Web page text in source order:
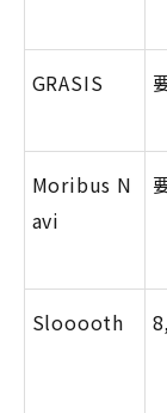
GRASIS
Moribus N
avi
Slooooth